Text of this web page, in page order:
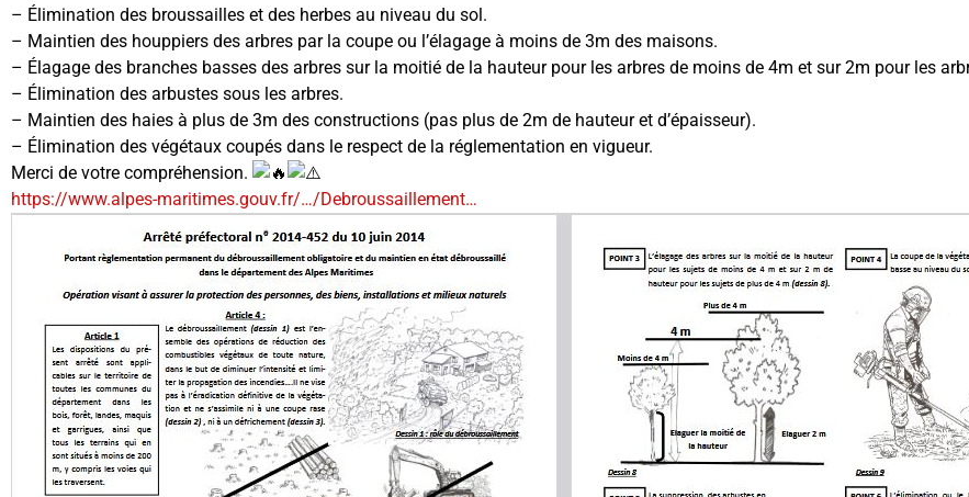
– Élimination des broussailles et des herbes au niveau du sol.
– Maintien des houppiers des arbres par la coupe ou l’élagage à moins de 3m des maisons.
– Élagage des branches basses des arbres sur la moitié de la hauteur pour les arbres de moins de 4m et sur 2m pour les
– Élimination des arbustes sous les arbres.
– Maintien des haies à plus de 3m des constructions (pas plus de 2m de hauteur et d’épaisseur).
– Élimination des végétaux coupés dans le respect de la réglementation en vigueur.
Merci de votre compréhension.
https://www.alpes-maritimes.gouv.fr/…/Debroussaillement…